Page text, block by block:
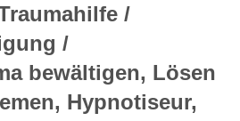
/
/
bewältigen, Lösen
Hypnotiseur,